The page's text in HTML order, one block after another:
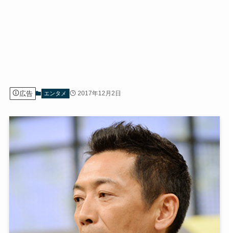
広告 エンタメ 2017年12月2日